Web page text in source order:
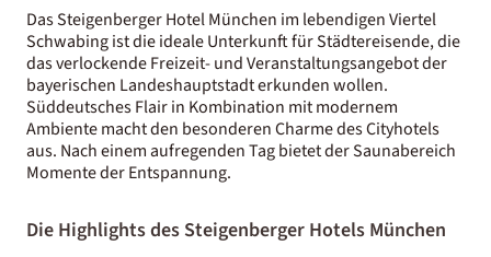
Das Steigenberger Hotel München im lebendigen Viertel
Schwabing ist die ideale Unterkunft für Städtereisende, die
das verlockende Freizeit- und Veranstaltungsangebot der
bayerischen Landeshauptstadt erkunden wollen.
Süddeutsches Flair in Kombination mit modernem
Ambiente macht den besonderen Charme des Cityhotels
aus. Nach einem aufregenden Tag bietet der Saunabereich
Momente der Entspannung.
Die Highlights des Steigenberger Hotels München